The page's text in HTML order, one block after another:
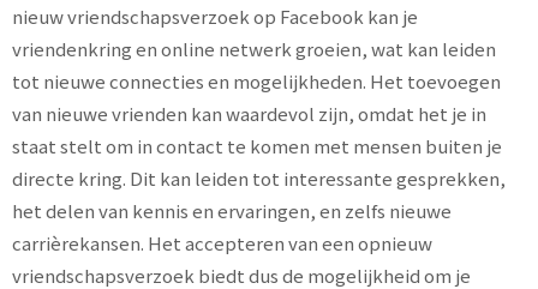
nieuw vriendschapsverzoek op Facebook kan je
vriendenkring en online netwerk groeien, wat kan leiden
tot nieuwe connecties en mogelijkheden. Het toevoegen
van nieuwe vrienden kan waardevol zijn, omdat het je in
staat stelt om in contact te komen met mensen buiten je
directe kring. Dit kan leiden tot interessante gesprekken,
het delen van kennis en ervaringen, en zelfs nieuwe
carrièrekansen. Het accepteren van een opnieuw
vriendschapsverzoek biedt dus de mogelijkheid om je